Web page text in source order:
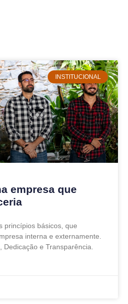
INSTITUCIONAL
empresa que
princípios básicos, que
interna e externamente.
Dedicação e Transparência.